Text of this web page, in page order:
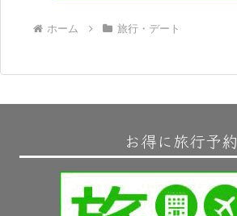
ホーム 旅行・デート
お得に旅行予約